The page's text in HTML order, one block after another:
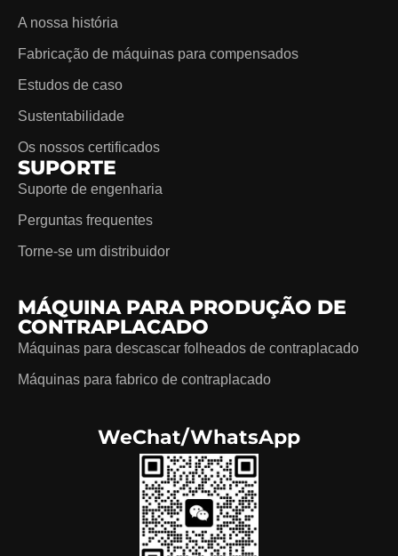
A nossa história
Fabricação de máquinas para compensados
Estudos de caso
Sustentabilidade
Os nossos certificados
SUPORTE
Suporte de engenharia
Perguntas frequentes
Torne-se um distribuidor
MÁQUINA PARA PRODUÇÃO DE
CONTRAPLACADO
Máquinas para descascar folheados de contraplacado
Máquinas para fabrico de contraplacado
WeChat/WhatsApp